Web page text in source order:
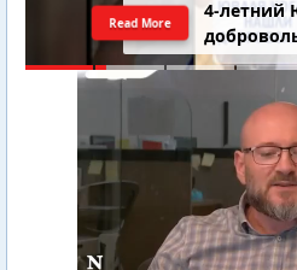
4-летний
Read More